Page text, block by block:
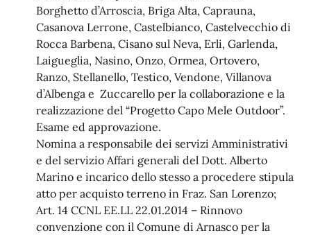
Borghetto d’Arroscia, Briga Alta, Caprauna,
Casanova Lerrone, Castelbianco, Castelvecchio di
Rocca Barbena, Cisano sul Neva, Erli, Garlenda,
Laigueglia, Nasino, Onzo, Ormea, Ortovero,
Ranzo, Stellanello, Testico, Vendone, Villanova
d’Albenga e Zuccarello per la collaborazione e la
realizzazione del “Progetto Capo Mele Outdoor”.
Esame ed approvazione.
Nomina a responsabile dei servizi Amministrativi
e del servizio Affari generali del Dott. Alberto
Marino e incarico dello stesso a procedere stipula
atto per acquisto terreno in Fraz. San Lorenzo;
Art. 14 CCNL EE.LL 22.01.2014 – Rinnovo
convenzione con il Comune di Arnasco per la